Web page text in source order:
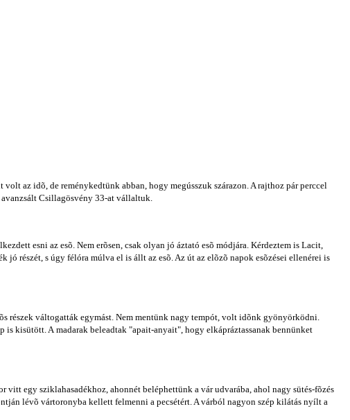
az idõ, de reménykedtünk abban, hogy megússzuk szárazon. A rajthoz pár perccel
Csillagösvény 33-at vállaltuk.
esni az esõ. Nem erõsen, csak olyan jó áztató esõ módjára. Kérdeztem is Lacit,
jó részét, s úgy félóra múlva el is állt az esõ. Az út az elõzõ napok esõzései ellenérei is
részek váltogatták egymást. Nem mentünk nagy tempót, volt idõnk gyönyörködni.
kisütött. A madarak beleadtak "apait-anyait", hogy elkápráztassanak bennünket
egy sziklahasadékhoz, ahonnét beléphettünk a vár udvarába, ahol nagy sütés-fõzés
lévõ vártoronyba kellett felmenni a pecsétért. A várból nagyon szép kilátás nyílt a